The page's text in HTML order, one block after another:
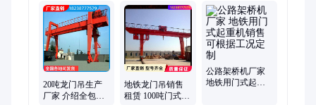
装箱龙门吊、双梁起重机、造船龙门吊、电磁起重机、抓斗起重
机、路桥专用起重机、架桥机、提梁机运梁车、轮胎式起重机、
港口起重机、跨运车、游艇搬运机
20吨龙门吊生产
厂家 介绍全包箱
地铁龙门吊销售
租赁 100吨门式起
公路架桥机厂家
地铁用门式起重